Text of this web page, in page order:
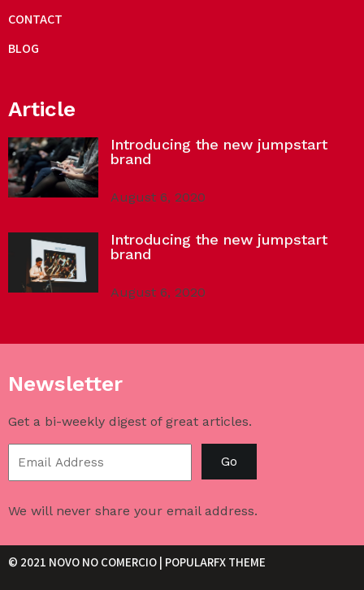
CONTACT
BLOG
Article
Introducing the new jumpstart
brand
August 6, 2020
Introducing the new jumpstart
brand
August 6, 2020
Newsletter
Get a bi-weekly digest of great articles.
Go
We will never share your email address.
© 2021 NOVO NO COMERCIO | POPULARFX THEME